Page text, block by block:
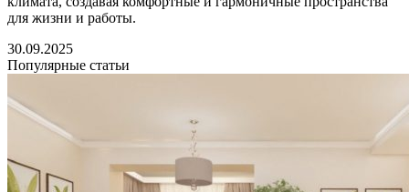
для жизни и работы.
30.09.2025
Популярные статьи